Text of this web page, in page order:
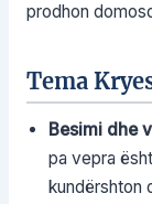
prodhon
Tema
Besimi dhe
pa vepra
kundërshton